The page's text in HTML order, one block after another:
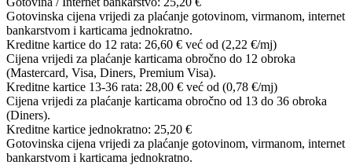
Gotovinska cijena vrijedi za plaćanje gotovinom, virmanom, internet
bankarstvom i karticama jednokratno.
Kreditne kartice do 12 rata: 26,60 € već od (2,22 €/mj)
Cijena vrijedi za plaćanje karticama obročno do 12 obroka
(Mastercard, Visa, Diners, Premium Visa).
Kreditne kartice 13-36 rata: 28,00 € već od (0,78 €/mj)
Cijena vrijedi za plaćanje karticama obročno od 13 do 36 obroka
(Diners).
Kreditne kartice jednokratno: 25,20 €
Gotovinska cijena vrijedi za plaćanje gotovinom, virmanom, internet
bankarstvom i karticama jednokratno.